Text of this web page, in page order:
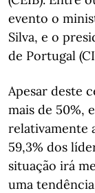
evento o
Silva, e o
de Portugal
Apesar deste
mais de 50%,
relativamente
59,3% dos
situação irá
uma